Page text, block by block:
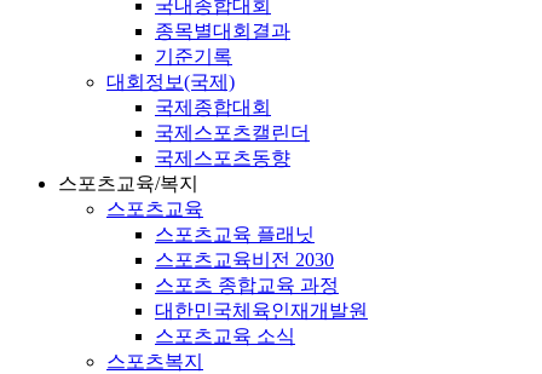
국내종합대회
종목별대회결과
기준기록
대회정보(국제)
국제종합대회
국제스포츠캘린더
국제스포츠동향
스포츠교육/복지
스포츠교육
스포츠교육 플래닛
스포츠교육비전 2030
스포츠 종합교육 과정
대한민국체육인재개발원
스포츠교육 소식
스포츠복지